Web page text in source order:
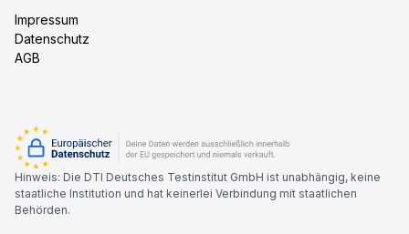
Impressum
Datenschutz
AGB
Hinweis: Die DTI Deutsches Testinstitut GmbH ist unabhängig, keine
staatliche Institution und hat keinerlei Verbindung mit staatlichen
Behörden.